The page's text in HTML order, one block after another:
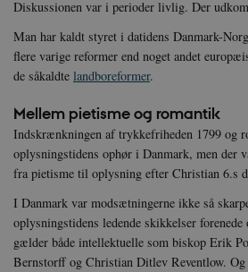
Diskussionen var i perioder livlig. Der
Man har kaldt styret i datidens Danmark-
flere varige reformer end noget andet
de såkaldte landboreformer.
Mellem pietisme og romantik
Indskrænkningen af trykkefriheden 1799 og
oplysningstidens ophør i Danmark, men der
fra pietisme til oplysning efter Christian 6.s
I Danmark var modsætningerne ikke så
oplysningstidens ledende skikkelser
gælder både intellektuelle som biskop Erik
Bernstorff og Christian Ditlev Reventlow.